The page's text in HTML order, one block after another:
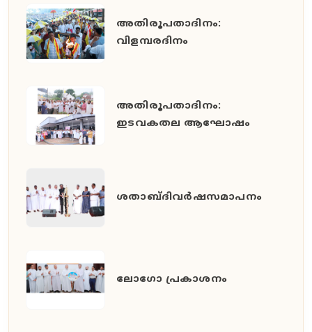
അതിരൂപതാദിനം:
വിളമ്പരദിനം
അതിരൂപതാദിനം:
ഇടവകതല ആഘോഷം
ശതാബ്ദിവർഷസമാപനം
ലോഗോ പ്രകാശനം